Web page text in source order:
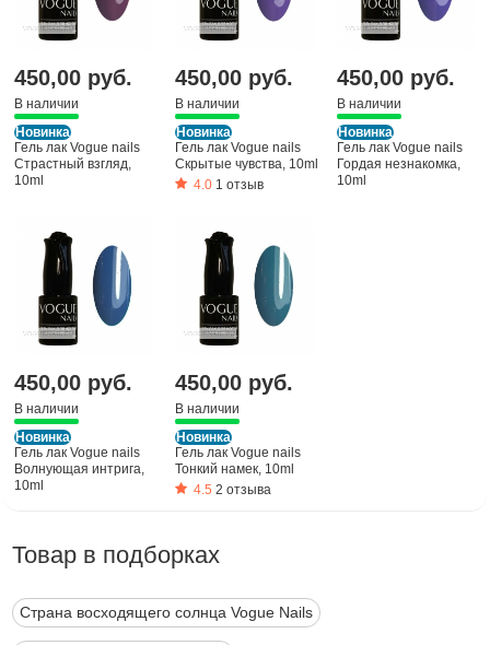
450,00 руб.
В наличии
Новинка
Гель лак Vogue nails
Страстный взгляд,
10ml
450,00 руб.
В наличии
Новинка
Гель лак Vogue nails
Скрытые чувства, 10ml
4.0 1 отзыв
450,00 руб.
В наличии
Новинка
Гель лак Vogue nails
Гордая незнакомка,
10ml
450,00 руб.
В наличии
Новинка
Гель лак Vogue nails
Волнующая интрига,
10ml
450,00 руб.
В наличии
Новинка
Гель лак Vogue nails
Тонкий намек, 10ml
4.5 2 отзыва
Товар в подборках
Страна восходящего солнца Vogue Nails